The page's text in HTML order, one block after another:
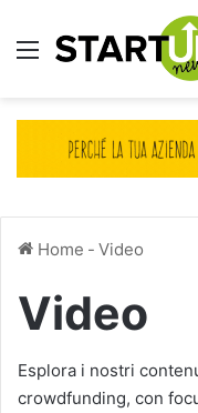
Menu
Home - Video
Video
Esplora i nostri
crowdfunding, con